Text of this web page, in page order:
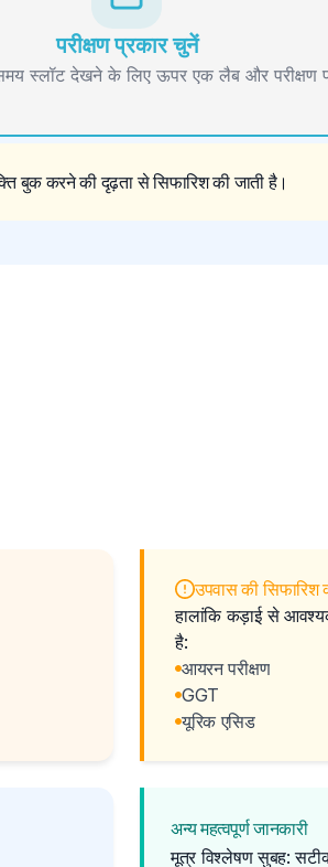
परीक्षण प्रकार चुनें
स्लॉट देखने के लिए ऊपर एक लैब और परीक्षण
बुक करने की दृढ़ता से सिफारिश की जाती है।
उपवास की सिफारिश
हालांकि कड़ाई से
है:
आयरन परीक्षण
GGT
यूरिक एसिड
अन्य महत्वपूर्ण जानकारी
मूत्र विश्लेषण सुबह: